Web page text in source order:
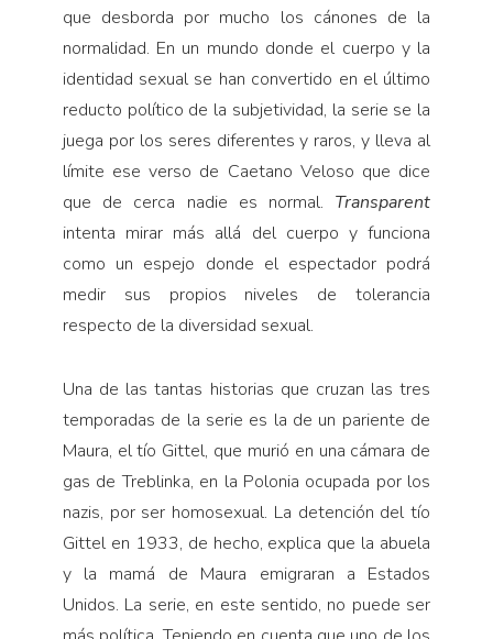
que desborda por mucho los cánones de la
normalidad. En un mundo donde el cuerpo y la
identidad sexual se han convertido en el último
reducto político de la subjetividad, la serie se la
juega por los seres diferentes y raros, y lleva al
límite ese verso de Caetano Veloso que dice
que de cerca nadie es normal. Transparent
intenta mirar más allá del cuerpo y funciona
como un espejo donde el espectador podrá
medir sus propios niveles de tolerancia
respecto de la diversidad sexual.
Una de las tantas historias que cruzan las tres
temporadas de la serie es la de un pariente de
Maura, el tío Gittel, que murió en una cámara de
gas de Treblinka, en la Polonia ocupada por los
nazis, por ser homosexual. La detención del tío
Gittel en 1933, de hecho, explica que la abuela
y la mamá de Maura emigraran a Estados
Unidos. La serie, en este sentido, no puede ser